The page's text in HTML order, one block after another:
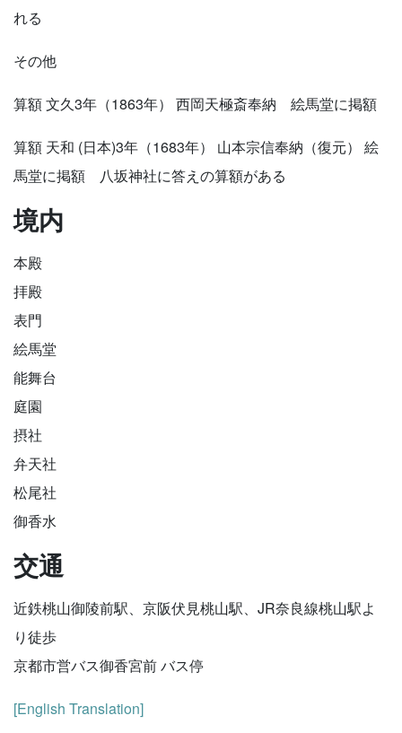
れる
その他
算額 文久3年（1863年） 西岡天極斎奉納 絵馬堂に掲額
算額 天和 (日本)3年（1683年） 山本宗信奉納（復元） 絵
馬堂に掲額 八坂神社に答えの算額がある
境内
本殿
拝殿
表門
絵馬堂
能舞台
庭園
摂社
弁天社
松尾社
御香水
交通
近鉄桃山御陵前駅、京阪伏見桃山駅、JR奈良線桃山駅よ
り徒歩
京都市営バス御香宮前 バス停
[English Translation]